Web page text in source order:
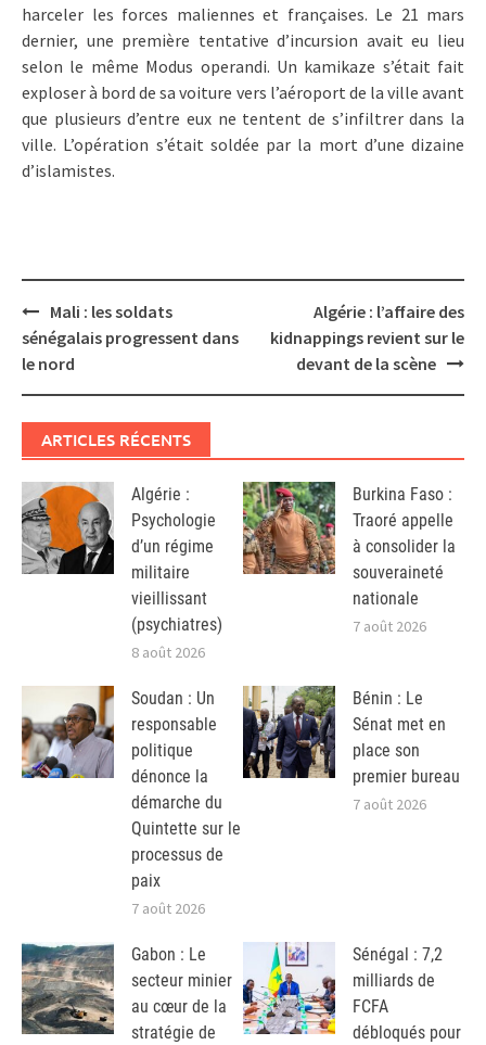
harceler les forces maliennes et françaises. Le 21 mars
dernier, une première tentative d’incursion avait eu lieu
selon le même Modus operandi. Un kamikaze s’était fait
exploser à bord de sa voiture vers l’aéroport de la ville avant
que plusieurs d’entre eux ne tentent de s’infiltrer dans la
ville. L’opération s’était soldée par la mort d’une dizaine
d’islamistes.
Post
navigation
Mali : les soldats
sénégalais progressent dans
le nord
Algérie : l’affaire des
kidnappings revient sur le
devant de la scène
ARTICLES RÉCENTS
Algérie :
Psychologie
d’un régime
militaire
vieillissant
(psychiatres)
8 août 2026
Burkina Faso :
Traoré appelle
à consolider la
souveraineté
nationale
7 août 2026
Soudan : Un
responsable
politique
dénonce la
démarche du
Quintette sur le
processus de
paix
7 août 2026
Bénin : Le
Sénat met en
place son
premier bureau
7 août 2026
Gabon : Le
secteur minier
au cœur de la
stratégie de
Sénégal : 7,2
milliards de
FCFA
débloqués pour